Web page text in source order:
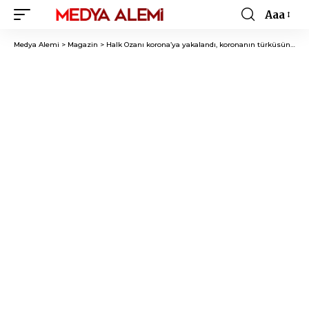
Font
Resizer
Aaa
Medya Alemi > Magazin > Halk Ozanı korona’ya yakalandı, koronanın türküsünü yaptı